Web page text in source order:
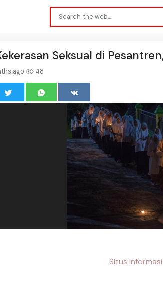
Seksual di
ago 48
Situs